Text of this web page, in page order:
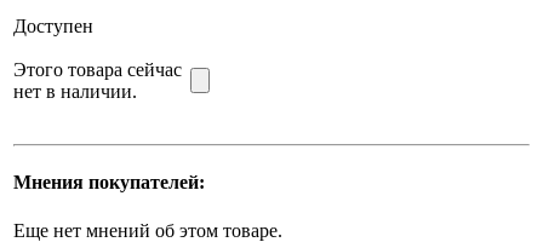
Доступен
Этого товара сейчас
нет в наличии.
Мнения покупателей:
Еще нет мнений об этом товаре.